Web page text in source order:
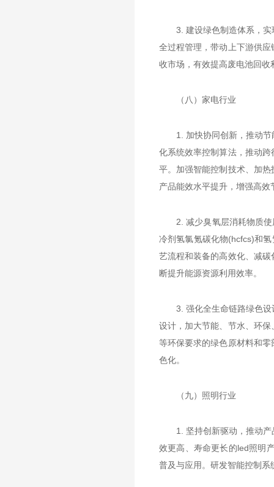
3. 建设绿色制造体系，
全过程管理，带动上下游供
收市场，有效提高废电池回
（八）家电行业
1. 加快协同创新，推动
化系统效率控制算法，推动
平。加强智能控制技术、加
产品能效水平提升，增强高效
2. 减少臭氧层消耗物质
冷剂氢氯氪碳化物(hcfcs)和
艺流程和装备的高效化、减
断提升能源资源利用效率。
3. 强化全生命链路绿色
设计，加大节能、节水、环
等环保要求的绿色原材料和
色化。
（九）照明行业
1. 坚持创新驱动，推动
效更高、寿命更长的led照明
普及与应用。研发智能控制